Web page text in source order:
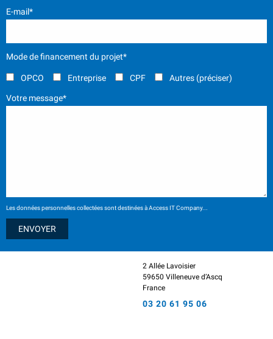
E-mail*
Mode de financement du projet*
OPCO Entreprise CPF Autres (préciser)
Votre message*
Les données personnelles collectées sont destinées à Access IT Company...
2 Allée Lavoisier
59650 Villeneuve d’Ascq
France
03 20 61 95 06